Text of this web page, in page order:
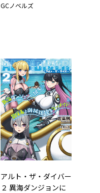
GCノベルズ
アルト・ザ・ダイバー
２ 異海ダンジョンに